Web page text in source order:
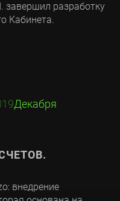
завершил разработку
Кабинета.
внедрение
Декабря